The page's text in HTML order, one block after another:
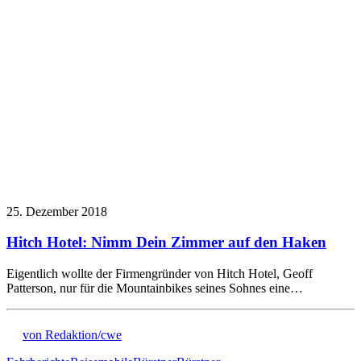
25. Dezember 2018
Hitch Hotel: Nimm Dein Zimmer auf den Haken
Eigentlich wollte der Firmengründer von Hitch Hotel, Geoff
Patterson, nur für die Mountainbikes seines Sohnes eine…
von Redaktion/cwe